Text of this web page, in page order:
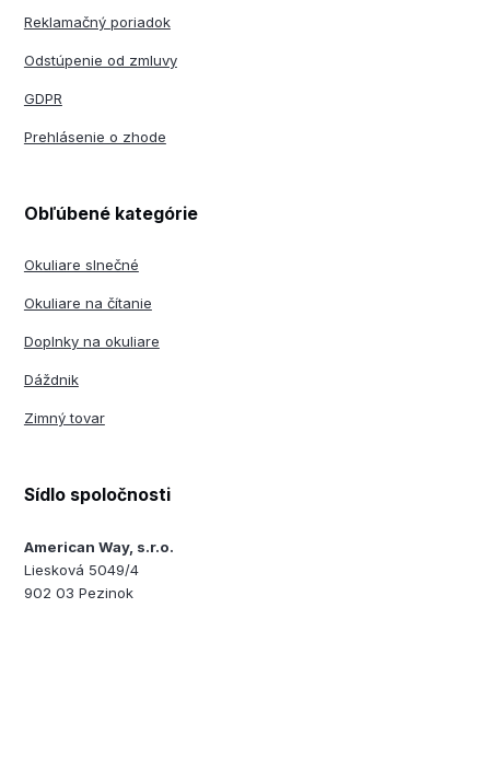
Reklamačný poriadok
Odstúpenie od zmluvy
GDPR
Prehlásenie o zhode
Obľúbené kategórie
Okuliare slnečné
Okuliare na čítanie
Doplnky na okuliare
Dáždnik
Zimný tovar
Sídlo spoločnosti
American Way, s.r.o.
Liesková 5049/4
902 03 Pezinok